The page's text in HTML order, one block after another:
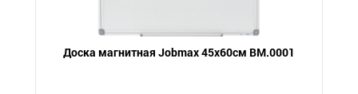
Доска магнитная Jobmax 45х60см BM.0001